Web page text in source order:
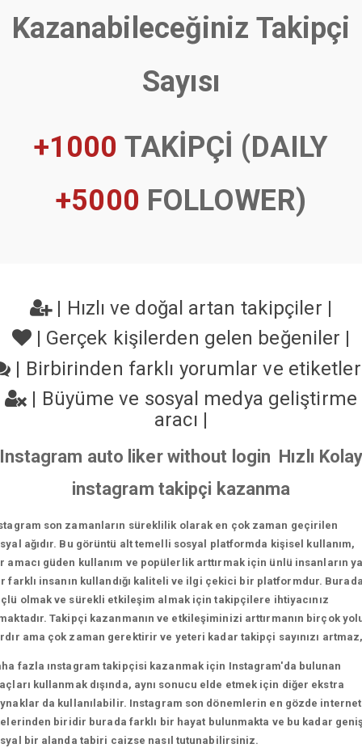
Kazanabileceğiniz Takipçi
Sayısı
+1000 TAKİPÇİ (DAILY
+5000 FOLLOWER)
| Hızlı ve doğal artan takipçiler |
| Gerçek kişilerden gelen beğeniler |
| Birbirinden farklı yorumlar ve
| Büyüme ve sosyal medya geliştirme
aracı |
auto liker without login Hızlı
instagram takipçi kazanma
son zamanların süreklilik olarak en çok zaman geçirilen
ağıdır. Bu görüntü alt temelli sosyal platformda kişisel kullanım,
amacı güden kullanım ve popülerlik arttırmak için ünlü insanların
farklı insanın kullandığı kaliteli ve ilgi çekici bir platformdur.
olmak ve sürekli etkileşim almak için takipçilere ihtiyacınız
Takipçi kazanmanın ve etkileşiminizi arttırmanın birçok
ama çok zaman gerektirir ve yeteri kadar takipçi sayınızı
fazla ınstagram takipçisi kazanmak için Instagram'da bulunan
kullanmak dışında, aynı sonucu elde etmek için diğer ekstra
da kullanılabilir. Instagram son dönemlerin en gözde internet
biridir burada farklı bir hayat bulunmakta ve bu kadar
bir alanda tabiri caizse nasıl tutunabilirsiniz.